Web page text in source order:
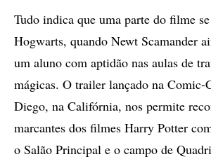
Tudo indica que uma parte do filme
Hogwarts, quando Newt Scamander
um aluno com aptidão nas aulas de
mágicas. O trailer lançado na Comic-
Diego, na Califórnia, nos permite
marcantes dos filmes Harry Potter
o Salão Principal e o campo de